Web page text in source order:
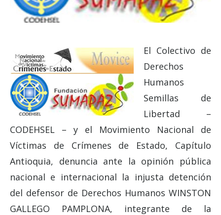
El Colectivo de
Derechos
Humanos
Semillas de
Libertad –
CODEHSEL – y el Movimiento Nacional de
Víctimas de Crímenes de Estado, Capítulo
Antioquia, denuncia ante la opinión pública
nacional e internacional la injusta detención
del defensor de Derechos Humanos WINSTON
GALLEGO PAMPLONA, integrante de la